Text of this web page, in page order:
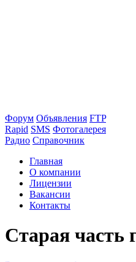
Форум Объявления FTP
Rapid SMS Фотогалерея
Радио Справочник
Главная
О компании
Лицензии
Вакансии
Контакты
Старая часть